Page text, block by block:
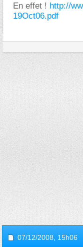
En effet ! http://
19Oct06.pdf
07/12/2008, 15h06